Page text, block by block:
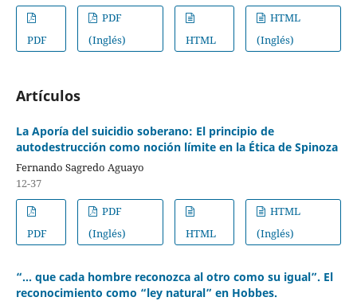
PDF
PDF
(Inglés)
HTML
HTML
(Inglés)
Artículos
La Aporía del suicidio soberano: El principio de
autodestrucción como noción límite en la Ética de Spinoza
Fernando Sagredo Aguayo
12-37
PDF
PDF
(Inglés)
HTML
HTML
(Inglés)
“… que cada hombre reconozca al otro como su igual”. El
reconocimiento como “ley natural” en Hobbes.